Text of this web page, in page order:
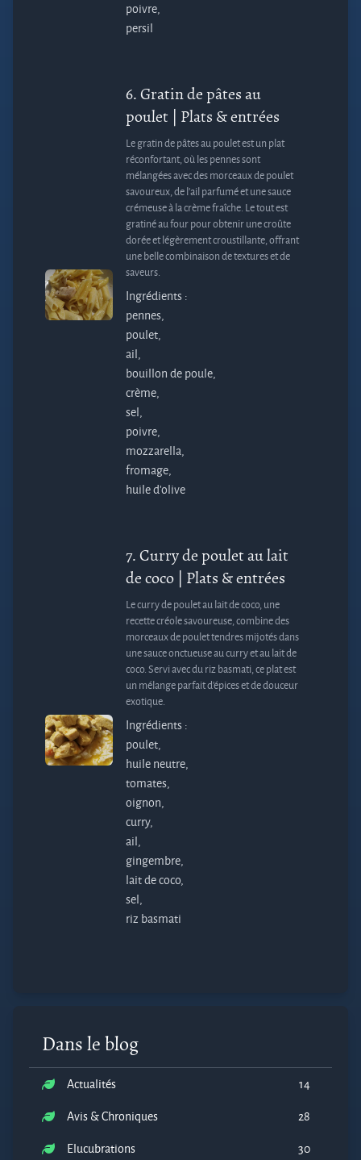
poivre,
persil
6. Gratin de pâtes au
poulet | Plats & entrées
Le gratin de pâtes au poulet est un plat
réconfortant, où les pennes sont
mélangées avec des morceaux de poulet
savoureux, de l'ail parfumé et une sauce
crémeuse à la crème fraîche. Le tout est
gratiné au four pour obtenir une croûte
dorée et légèrement croustillante, offrant
une belle combinaison de textures et de
saveurs.
Ingrédients :
pennes,
poulet,
ail,
bouillon de poule,
crème,
sel,
poivre,
mozzarella,
fromage,
huile d'olive
7. Curry de poulet au lait
de coco | Plats & entrées
Le curry de poulet au lait de coco, une
recette créole savoureuse, combine des
morceaux de poulet tendres mijotés dans
une sauce onctueuse au curry et au lait de
coco. Servi avec du riz basmati, ce plat est
un mélange parfait d'épices et de douceur
exotique.
Ingrédients :
poulet,
huile neutre,
tomates,
oignon,
curry,
ail,
gingembre,
lait de coco,
sel,
riz basmati
Dans le blog
Actualités
14
Avis & Chroniques
28
Elucubrations
30